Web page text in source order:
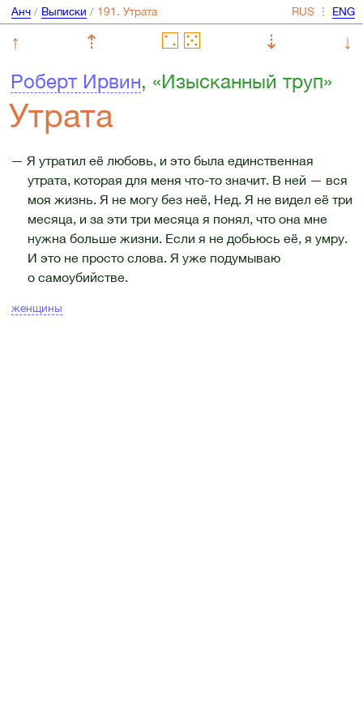
Анч/ Выписки / ⋮
↑ ⇡ ⇣
↓
Роберт Ирвин, «Изысканный труп»
Утрата
— Я утратил её любовь, и это была единственная
утрата, которая для меня что-то значит. В ней — вся
моя жизнь. Я не могу без неё, Нед. Я не видел её три
месяца, и за эти три месяца я понял, что она мне
нужна больше жизни. Если я не добьюсь её, я умру.
И это не просто слова. Я уже подумываю
о самоубийстве.
женщины